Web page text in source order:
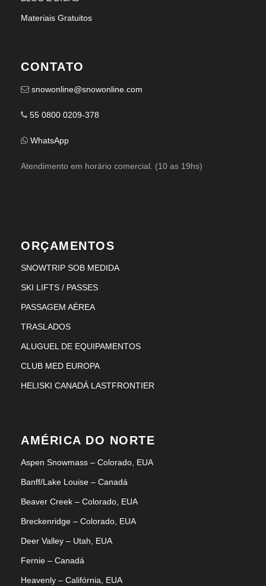
Materiais Gratuitos
CONTATO
snowonline@snowonline.com
55 0800 0209-378
WhatsApp
Atendimento em horário comercial. (10 as 19hs)
ORÇAMENTOS
SNOWTRIP SOB MEDIDA
SKI LIFTS / PASSES
PASSAGEM AÉREA
TRASLADOS
ALUGUEL DE EQUIPAMENTOS
CLUB MED EUROPA
HELISKI CANADÁ LASTFRONTIER
AMÉRICA DO NORTE
Aspen Snowmass – Colorado, EUA
Banff/Lake Louise – Canadá
Beaver Creek – Colorado, EUA
Breckenridge – Colorado, EUA
Deer Valley – Utah, EUA
Fernie – Canadá
Heavenly – Califórnia, EUA